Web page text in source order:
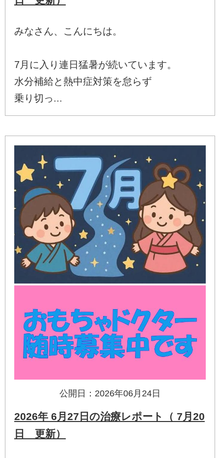
みなさん、こんにちは。
7月に入り連日猛暑が続いています。
水分補給と熱中症対策を怠らず
乗り切っ...
公開日：2026年06月24日
2026年 6月27日の治療レポート（ 7月20
日 更新）